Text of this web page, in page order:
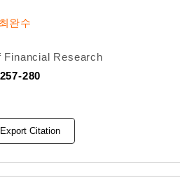
완수
Financial Research
280
Export Citation